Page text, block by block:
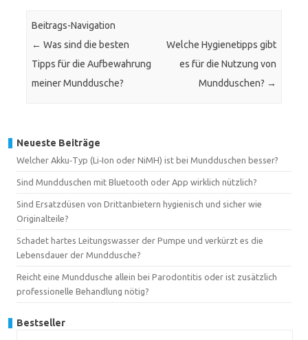
Beitrags-Navigation
← Was sind die besten
Tipps für die Aufbewahrung
meiner Munddusche?
Welche Hygienetipps gibt
es für die Nutzung von
Mundduschen? →
Neueste Beiträge
Welcher Akku‑Typ (Li‑Ion oder NiMH) ist bei Mundduschen besser?
Sind Mundduschen mit Bluetooth oder App wirklich nützlich?
Sind Ersatzdüsen von Drittanbietern hygienisch und sicher wie
Originalteile?
Schadet hartes Leitungswasser der Pumpe und verkürzt es die
Lebensdauer der Munddusche?
Reicht eine Munddusche allein bei Parodontitis oder ist zusätzlich
professionelle Behandlung nötig?
Bestseller